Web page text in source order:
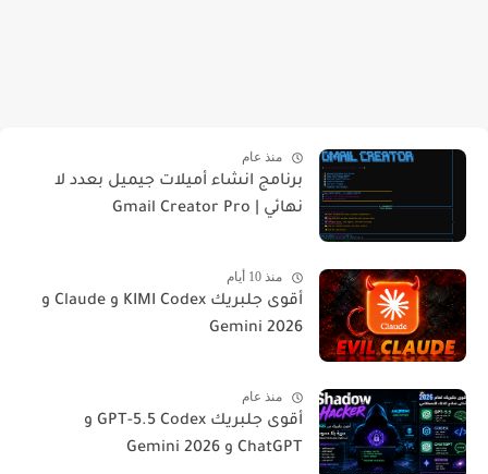
منذ عام
برنامج انشاء أميلات جيميل بعدد لا
نهائي | Gmail Creator Pro
منذ 10 أيام
أقوى جلبريك KIMI Codex و Claude و
Gemini 2026
منذ عام
أقوى جلبريك GPT-5.5 Codex و
ChatGPT و Gemini 2026